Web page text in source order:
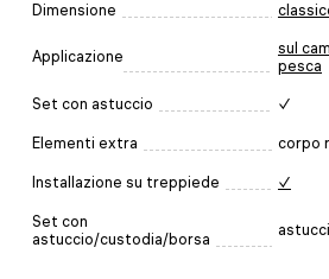
Dimensione
Applicazione sul
pesca
Set con astuccio ✓
Elementi extra corpo
Installazione su treppiede ✓
Set con
astuccio/custodia/borsa